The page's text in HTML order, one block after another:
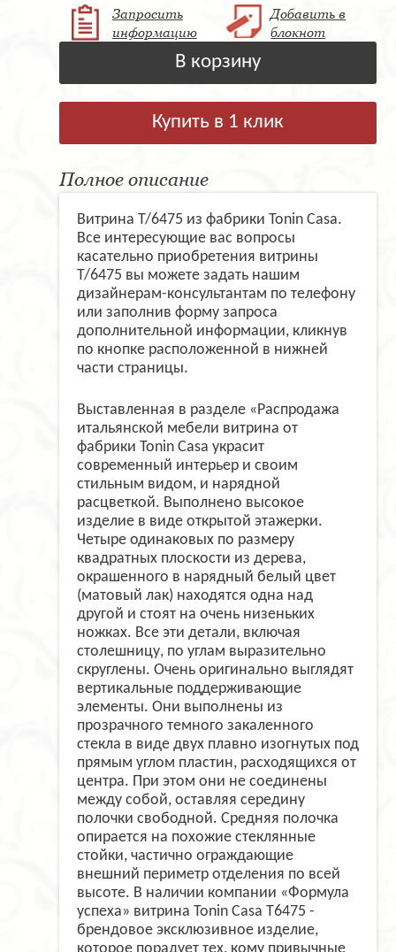
Запросить
информацию
Добавить в
блокнот
В корзину
Купить в 1 клик
Полное описание
Витрина T/6475 из фабрики Tonin Casa.
Все интересующие вас вопросы
касательно приобретения витрины
T/6475 вы можете задать нашим
дизайнерам-консультантам по телефону
или заполнив форму запроса
дополнительной информации, кликнув
по кнопке расположенной в нижней
части страницы.
Выставленная в разделе «Распродажа
итальянской мебели витрина от
фабрики Tonin Casa украсит
современный интерьер и своим
стильным видом, и нарядной
расцветкой. Выполнено высокое
изделие в виде открытой этажерки.
Четыре одинаковых по размеру
квадратных плоскости из дерева,
окрашенного в нарядный белый цвет
(матовый лак) находятся одна над
другой и стоят на очень низеньких
ножках. Все эти детали, включая
столешницу, по углам выразительно
скруглены. Очень оригинально выглядят
вертикальные поддерживающие
элементы. Они выполнены из
прозрачного темного закаленного
стекла в виде двух плавно изогнутых под
прямым углом пластин, расходящихся от
центра. При этом они не соединены
между собой, оставляя середину
полочки свободной. Средняя полочка
опирается на похожие стеклянные
стойки, частично ограждающие
внешний периметр отделения по всей
высоте. В наличии компании «Формула
успеха» витрина Tonin Casa T6475 -
брендовое эксклюзивное изделие,